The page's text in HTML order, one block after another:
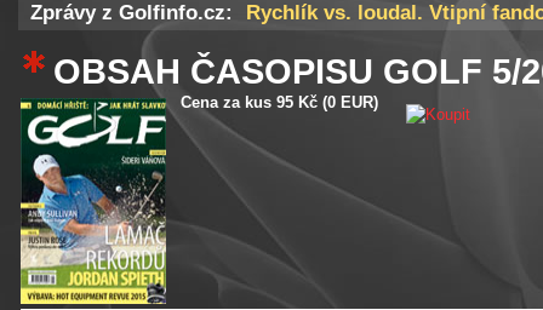
Zprávy z Golfinfo.cz: Rychlík vs. loudal. Vtipní
DeChambeau poprvé
OBSAH ČASOPISU GOLF 5/
Cena za kus 95 Kč (0 EUR)